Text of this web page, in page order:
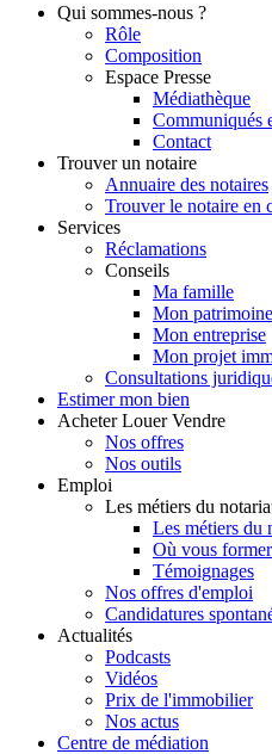
Qui sommes-nous ?
Rôle
Composition
Espace Presse
Médiathèque
Communiqués
Contact
Trouver un notaire
Annuaire des notaires
Trouver le notaire en
Services
Réclamations
Conseils
Ma famille
Mon patrimoine
Mon entreprise
Mon projet
Consultations
Estimer mon bien
Acheter Louer Vendre
Nos offres
Nos outils
Emploi
Les métiers du
Les métiers du
Où vous
Témoignages
Nos offres d'emploi
Candidatures
Actualités
Podcasts
Vidéos
Prix de l'immobilier
Nos actus
Centre de médiation